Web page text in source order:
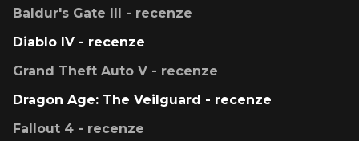
Baldur's Gate III - recenze
Diablo IV - recenze
Grand Theft Auto V - recenze
Dragon Age: The Veilguard - recenze
Fallout 4 - recenze